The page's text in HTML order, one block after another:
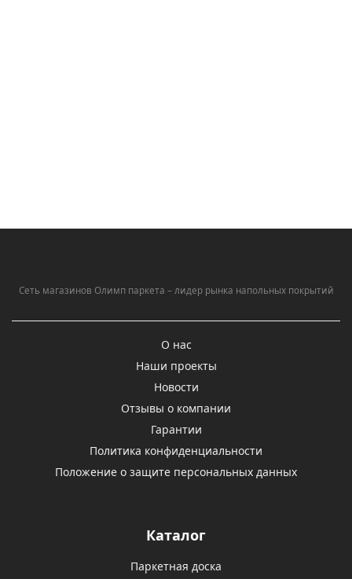
Сеть магазинов Олимп паркета – лидер рынка напольных покрытий
О нас
Наши проекты
Новости
Отзывы о компании
Гарантии
Политика конфиденциальности
Положение о защите персональных данных
Каталог
Паркетная доска